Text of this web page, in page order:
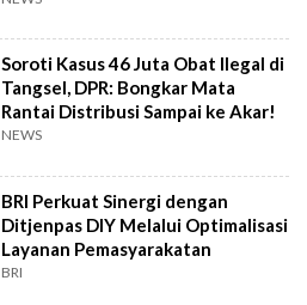
Soroti Kasus 46 Juta Obat Ilegal di
Tangsel, DPR: Bongkar Mata
Rantai Distribusi Sampai ke Akar!
NEWS
BRI Perkuat Sinergi dengan
Ditjenpas DIY Melalui Optimalisasi
Layanan Pemasyarakatan
BRI